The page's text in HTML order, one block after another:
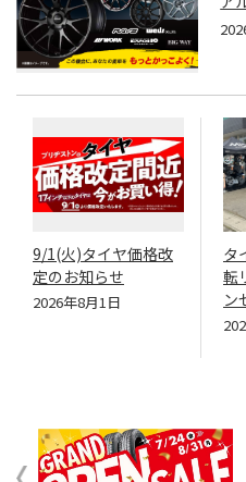
9/1(火)タイヤ価格改
定のお知らせ
2026年8月1日
タ
転
ン